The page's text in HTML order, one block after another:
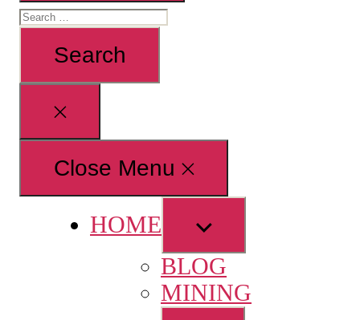
Search
Close
search
Close Menu
HOME
Show
sub
menu
BLOG
MINING